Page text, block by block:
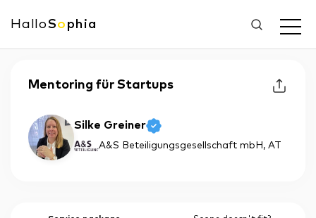
HalloSo phia
Mentoring für Startups
Silke Greiner
A&S Beteiligungsgesellschaft mbH , AT